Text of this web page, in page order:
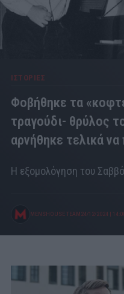
ΙΣΤΟΡΙΕΣ
Φοβήθηκε τα
τραγούδι- θρύλος
αρνήθηκε τελικά να
H εξομολόγηση του
MENSHOUSE TEAM 24/12/2024